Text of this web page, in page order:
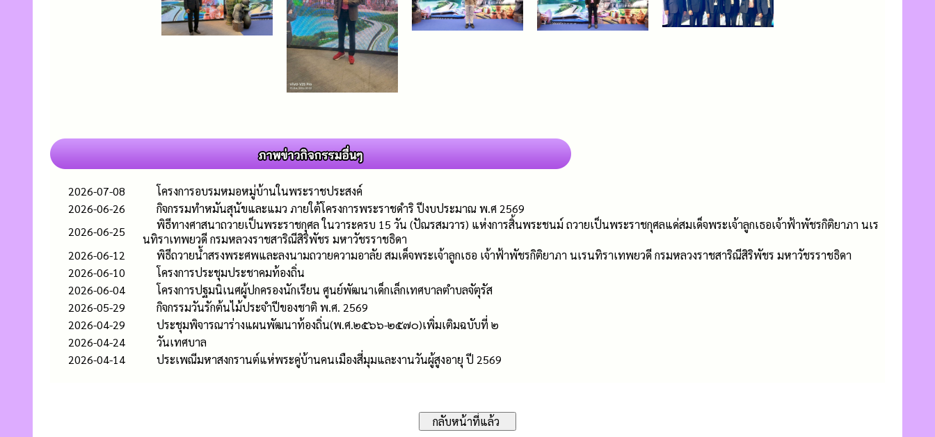
2026-07-08
โครงการอบรมหมอหมู่บ้านในพระราชประสงค์
2026-06-26
กิจกรรมทำหมันสุนัขและแมว ภายใต้โครงการพระราชดำริ ปีงบประมาณ พ.ศ 2569
2026-06-25
พิธีทางศาสนาถวายเป็นพระราชกุศล ในวาระครบ 15 วัน (ปัณรสมวาร) แห่งการสิ้นพระชนม์ ถวายเป็นพระราชกุศลแด่สมเด็จพระเจ้าลูกเธอเจ้าฟ้าพัชรกิติยาภา นเร
นทิราเทพยวดี กรมหลวงราชสาริณีสิริพัชร มหาวัชรราชธิดา
2026-06-12
พิธีถวายน้ำสรงพระศพและลงนามถวายความอาลัย สมเด็จพระเจ้าลูกเธอ เจ้าฟ้าพัชรกิติยาภา นเรนทิราเทพยวดี กรมหลวงราชสาริณีสิริพัชร มหาวัชรราชธิดา
2026-06-10
โครงการประชุมประชาคมท้องถิ่น
2026-06-04
โครงการปฐมนิเนศผู้ปกครองนักเรียน ศูนย์พัฒนาเด็กเล็กเทศบาลตำบลจัตุรัส
2026-05-29
กิจกรรมวันรักต้นไม้ประจำปีของชาติ พ.ศ. 2569
2026-04-29
ประชุมพิจารณาร่างแผนพัฒนาท้องถิ่น(พ.ศ.๒๕๖๖-๒๕๗๐)เพิ่มเติมฉบับที่ ๒
2026-04-24
วันเทศบาล
2026-04-14
ประเพณีมหาสงกรานต์แห่พระคู่บ้านคนเมืองสี่มุมและงานวันผู้สูงอายุ ปี 2569